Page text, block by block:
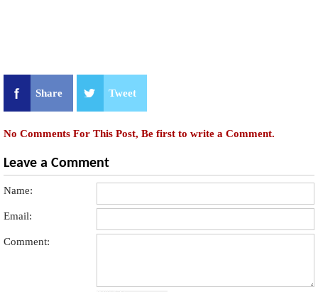
Share Tweet
No Comments For This Post, Be first to write a Comment.
Leave a Comment
Name:
Email:
Comment: